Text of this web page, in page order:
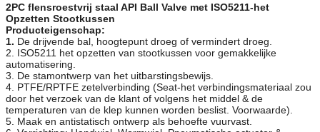
2PC flensroestvrij staal API Ball Valve met ISO5211-het
Opzetten Stootkussen
Producteigenschap:
1. De drijvende bal, hoogtepunt droeg of vermindert droeg.
2. ISO5211 het opzetten van stootkussen voor gemakkelijke
automatisering.
3. De stamontwerp van het uitbarstingsbewijs.
4. PTFE/RPTFE zetelverbinding (Seat-het verbindingsmateriaal zou
door het verzoek van de klant of volgens het middel & de
temperaturen van de klep kunnen worden beslist. Voorwaarde).
5. Maak en antistatisch ontwerp als behoefte vuurvast.